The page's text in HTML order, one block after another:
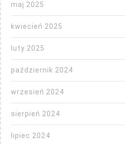
maj 2025
kwiecień 2025
luty 2025
październik 2024
wrzesień 2024
sierpień 2024
lipiec 2024